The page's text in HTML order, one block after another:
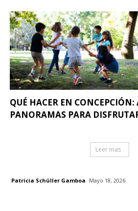
QUÉ HACER EN CONCEPCIÓN:
PANORAMAS PARA
Leer mas
Patricia Schüller Gamboa Mayo 18, 2026